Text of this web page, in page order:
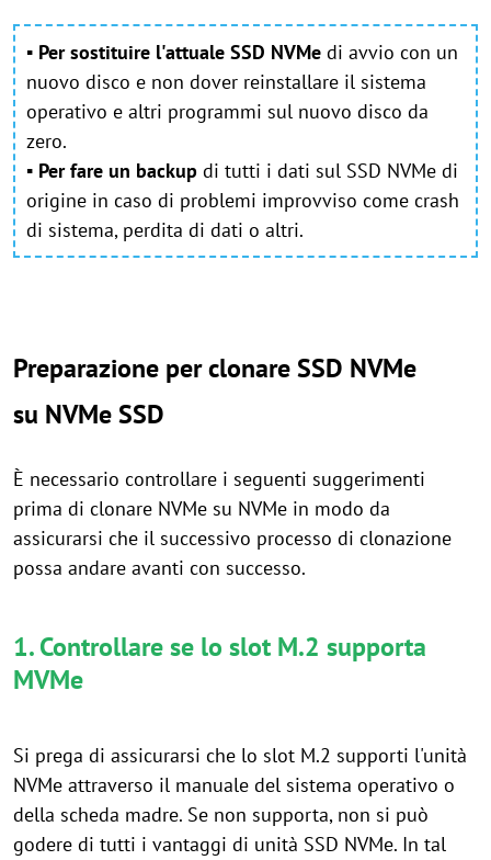
▪ Per sostituire l'attuale SSD NVMe di avvio con un
nuovo disco e non dover reinstallare il sistema
operativo e altri programmi sul nuovo disco da
zero.
▪ Per fare un backup di tutti i dati sul SSD NVMe di
origine in caso di problemi improvviso come crash
di sistema, perdita di dati o altri.
Preparazione per clonare SSD NVMe
su NVMe SSD
È necessario controllare i seguenti suggerimenti
prima di clonare NVMe su NVMe in modo da
assicurarsi che il successivo processo di clonazione
possa andare avanti con successo.
1. Controllare se lo slot M.2 supporta
MVMe
Si prega di assicurarsi che lo slot M.2 supporti l'unità
NVMe attraverso il manuale del sistema operativo o
della scheda madre. Se non supporta, non si può
godere di tutti i vantaggi di unità SSD NVMe. In tal